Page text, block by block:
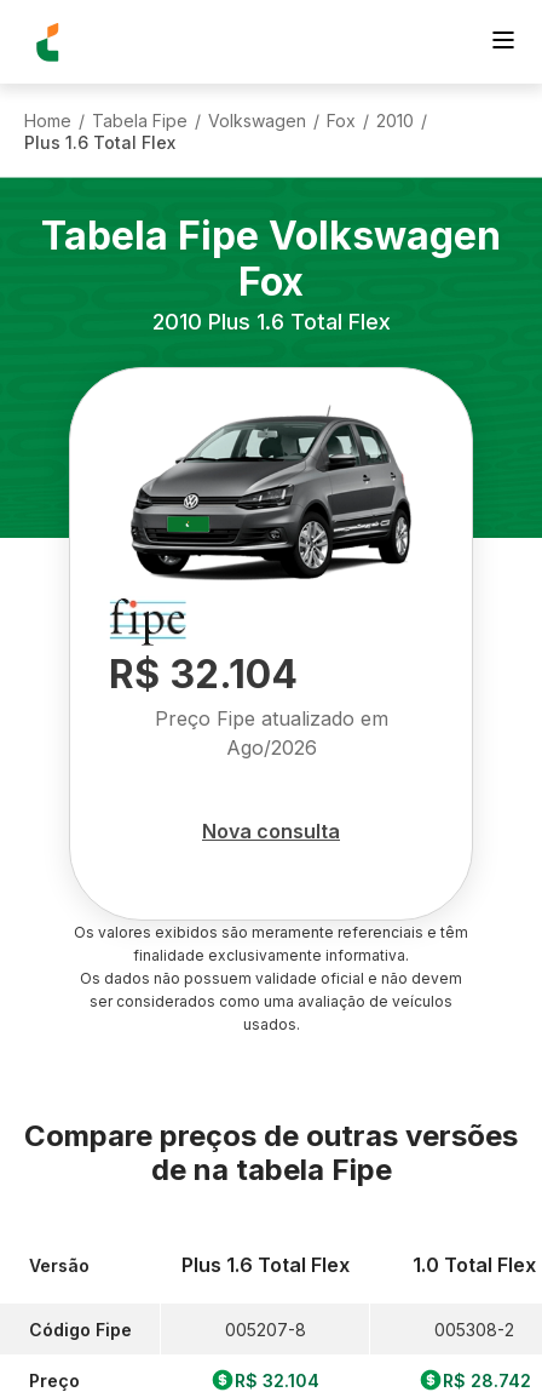
Home / Tabela Fipe / Volkswagen / Fox / 2010 /
Plus 1.6 Total Flex
Tabela Fipe Volkswagen
Fox
2010 Plus 1.6 Total Flex
R$ 32.104
Preço Fipe atualizado em
Ago/2026
Nova consulta
Os valores exibidos são meramente referenciais e têm
finalidade exclusivamente informativa.
Os dados não possuem validade oficial e não devem
ser considerados como uma avaliação de veículos
usados.
Compare preços de outras versões
de na tabela Fipe
Versão
Código Fipe
Preço
Plus 1.6 Total Flex
005207-8
R$ 32.104
1.0 Total Flex
005308-2
R$ 28.742